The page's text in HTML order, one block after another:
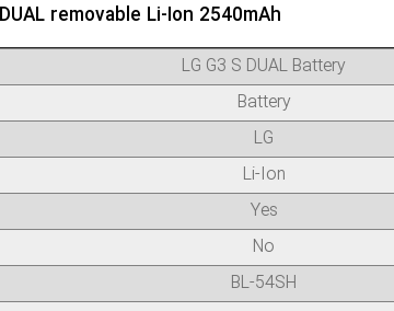
removable Li-Ion 2540mAh
LG G3 S DUAL Battery
Battery
LG
Li-Ion
Yes
No
BL-54SH